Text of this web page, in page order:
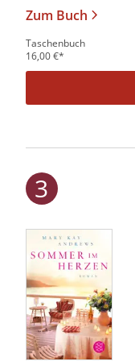
Zum Buch
Taschenbuch
16,00€*